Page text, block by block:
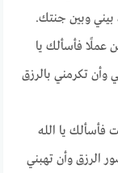
بيني وبين جنتك.
عملًا فأسألك يا
وأن تكرمني بالرزق
فأسألك يا الله
الرزق وأن تهبني